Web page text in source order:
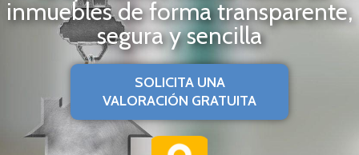
inmuebles de forma transparente,
segura y sencilla
SOLICITA UNA
VALORACIÓN GRATUITA